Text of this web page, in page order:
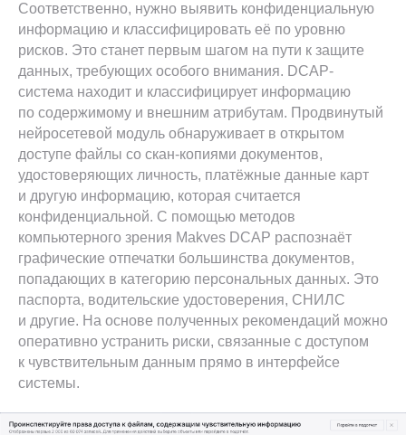
Соответственно, нужно выявить конфиденциальную
информацию и классифицировать её по уровню
рисков. Это станет первым шагом на пути к защите
данных, требующих особого внимания. DCAP-
система находит и классифицирует информацию
по содержимому и внешним атрибутам. Продвинутый
нейросетевой модуль обнаруживает в открытом
доступе файлы со скан-копиями документов,
удостоверяющих личность, платёжные данные карт
и другую информацию, которая считается
конфиденциальной. С помощью методов
компьютерного зрения Makves DCAP распознаёт
графические отпечатки большинства документов,
попадающих в категорию персональных данных. Это
паспорта, водительские удостоверения, СНИЛС
и другие. На основе полученных рекомендаций можно
оперативно устранить риски, связанные с доступом
к чувствительным данным прямо в интерфейсе
системы.